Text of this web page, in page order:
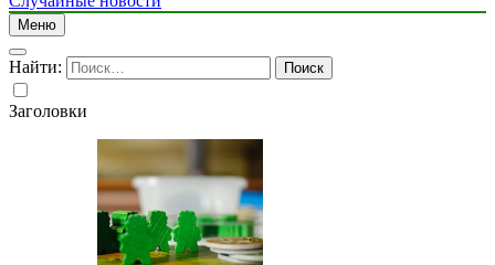
Меню
Найти:
Заголовки